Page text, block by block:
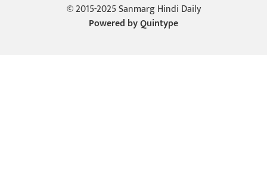
© 2015-2025 Sanmarg Hindi Daily
Powered byQuintype